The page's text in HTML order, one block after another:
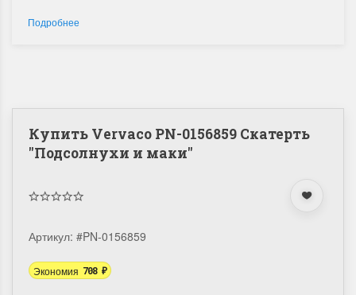
Подробнее
Купить Vervaco PN-0156859 Скатерть
"Подсолнухи и маки"
Артикул: #PN-0156859
Экономия 708 ₽